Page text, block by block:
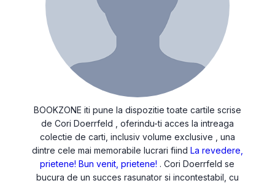
BOOKZONE iti pune la dispozitie toate cartile scrise
de Cori Doerrfeld , oferindu-ti acces la intreaga
colectie de carti, inclusiv volume exclusive , una
dintre cele mai memorabile lucrari fiind La revedere,
prietene! Bun venit, prietene! . Cori Doerrfeld se
bucura de un succes rasunator si incontestabil, cu